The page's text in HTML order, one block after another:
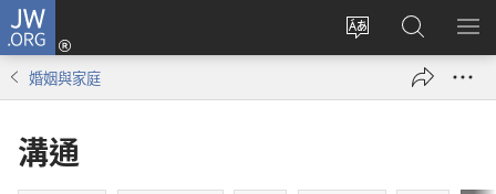
JW.ORG
更
登
錄
（開
搜
尋
JW.ORG
顯
婚姻與家庭
溝通